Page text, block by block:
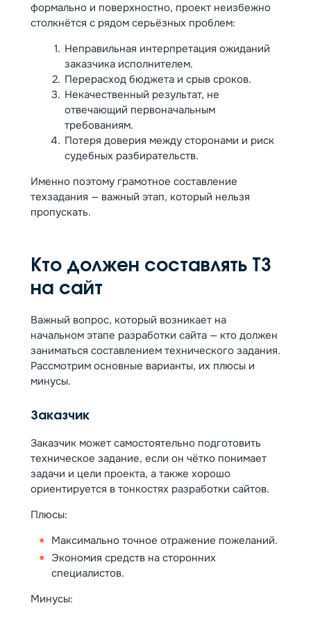
формально и поверхностно, проект неизбежно
столкнётся с рядом серьёзных проблем:
Неправильная интерпретация ожиданий
заказчика исполнителем.
Перерасход бюджета и срыв сроков.
Некачественный результат, не
отвечающий первоначальным
требованиям.
Потеря доверия между сторонами и риск
судебных разбирательств.
Именно поэтому грамотное составление
техзадания — важный этап, который нельзя
пропускать.
Кто должен составлять ТЗ
на сайт
Важный вопрос, который возникает на
начальном этапе разработки сайта — кто должен
заниматься составлением технического задания.
Рассмотрим основные варианты, их плюсы и
минусы.
Заказчик
Заказчик может самостоятельно подготовить
техническое задание, если он чётко понимает
задачи и цели проекта, а также хорошо
ориентируется в тонкостях разработки сайтов.
Плюсы:
Максимально точное отражение пожеланий.
Экономия средств на сторонних
специалистов.
Минусы: